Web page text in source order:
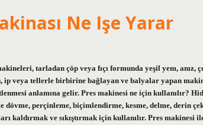
Ne Işe Yarar
tarladan çöp veya fıçı formunda yeşil yem, anız,
ip veya tellerle birbirine bağlayan ve balyalar yapan
anlamına gelir. Pres makinesi ne için kullanılır?
perçinleme, biçimlendirme, kesme, delme, derin
kaldırmak ve sıkıştırmak için kullanılır. Pres makinesi